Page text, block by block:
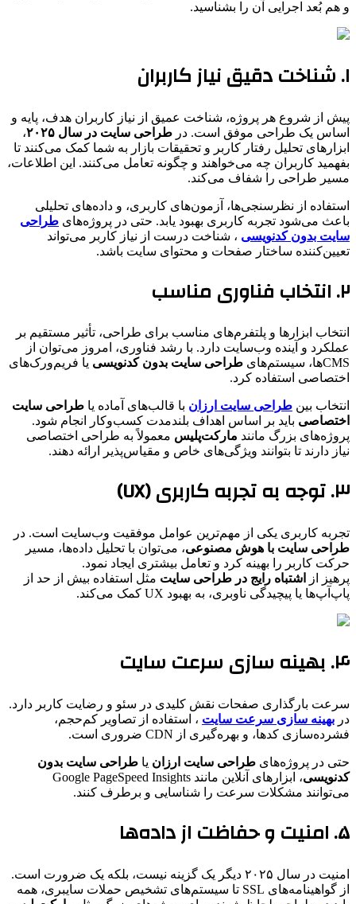
و هم بُعد اجرایی آن را بشناسید.
۱. شناخت دقیق نیاز کاربران
پیش از شروع هر پروژه، شناخت عمیق از نیاز کاربران هدف، پایه و
اساس یک طراحی موفق است. در طراحی سایت در سال ۲۰۲۵
،
ابزارهای تحلیل رفتار کاربر و تحقیقات بازار به شما کمک می‌کنند تا
بفهمید کاربران چه می‌خواهند و چگونه تعامل می‌کنند. این اطلاعات،
مسیر طراحی را شفاف می‌کند.
استفاده از نظرسنجی‌ها، آزمون‌های کاربری، و داده‌های تحلیلی
باعث می‌شود تجربه کاربری بهبود یابد. حتی در پروژه‌های طراحی
سایت بدون کدنویسی ، شناخت درست از نیاز کاربر می‌تواند
تعیین‌کننده ساختار صفحات و محتوای سایت باشد.
۲. انتخاب فناوری مناسب
انتخاب ابزارها و پلتفرم‌های مناسب برای طراحی، تأثیر مستقیم بر
عملکرد و آینده وب‌سایت دارد. با رشد فناوری، امروز می‌توان از
CMSها، سیستم‌های
طراحی سایت بدون کدنویسی یا فریم‌ورک‌های
اختصاصی استفاده کرد.
انتخاب بین طراحی سایت ارزان با قالب‌های آماده یا طراحی سایت
اختصاصی باید بر اساس اهداف بلندمدت کسب‌وکار انجام شود.
پروژه‌های بزرگ مانند مارکت‌پلیس معمولاً به طراحی اختصاصی
نیاز دارند تا بتوانند ویژگی‌های خاص و مقیاس‌پذیر ارائه دهند.
۳. توجه به تجربه کاربری (UX)
تجربه کاربری یکی از مهم‌ترین عوامل موفقیت وب‌سایت است. در
طراحی سایت با هوش مصنوعی، می‌توان با تحلیل داده‌ها، مسیر
حرکت کاربر را بهینه کرد و تعامل بیشتری ایجاد نمود.
پرهیز از
اشتباه رایج در طراحی سایت مثل استفاده بیش از حد از
پاپ‌آپ‌ها یا پیچیدگی ناوبری، به بهبود UX کمک می‌کند.
۴. بهینه‌ سازی سرعت سایت
سرعت بارگذاری صفحات نقش کلیدی در سئو و رضایت کاربر دارد.
در بهینه‌ سازی سرعت سایت ، استفاده از تصاویر کم‌حجم،
فشرده‌سازی کدها، و بهره‌گیری از CDN ضروری است.
حتی در پروژه‌های طراحی سایت ارزان یا طراحی سایت بدون
کدنویسی
، ابزارهای آنلاین مانند Google PageSpeed Insights
می‌توانند مشکلات سرعت را شناسایی و برطرف کنند.
۵. امنیت و حفاظت از داده‌ها
امنیت در سال ۲۰۲۵ دیگر یک گزینه نیست، بلکه یک ضرورت است.
از گواهینامه‌های SSL تا سیستم‌های تشخیص حملات سایبری، همه